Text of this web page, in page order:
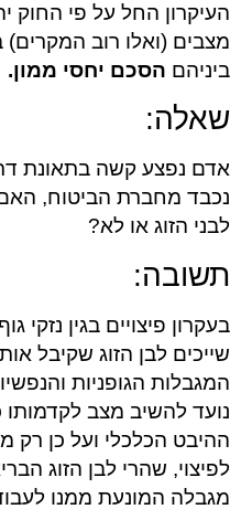
העיקרון החל על פי החוק
מצבים (ואלו רוב המקרים)
ביניהם הסכם יחסי ממון.
שאלה:
אדם נפצע קשה בתאונת
נכבד מחברת הביטוח,
לבני הזוג או לא?
תשובה:
בעקרון פיצויים בגין נזקי
שייכים לבן הזוג שקיבל
המגבלות הגופניות
נועד להשיב מצב לקדמותו
ההיבט הכלכלי ועל כן רק
לפיצוי, שהרי לבן הזוג
מגבלה המונעת ממנו